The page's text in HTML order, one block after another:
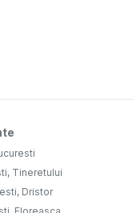
Tineretului
Dristor